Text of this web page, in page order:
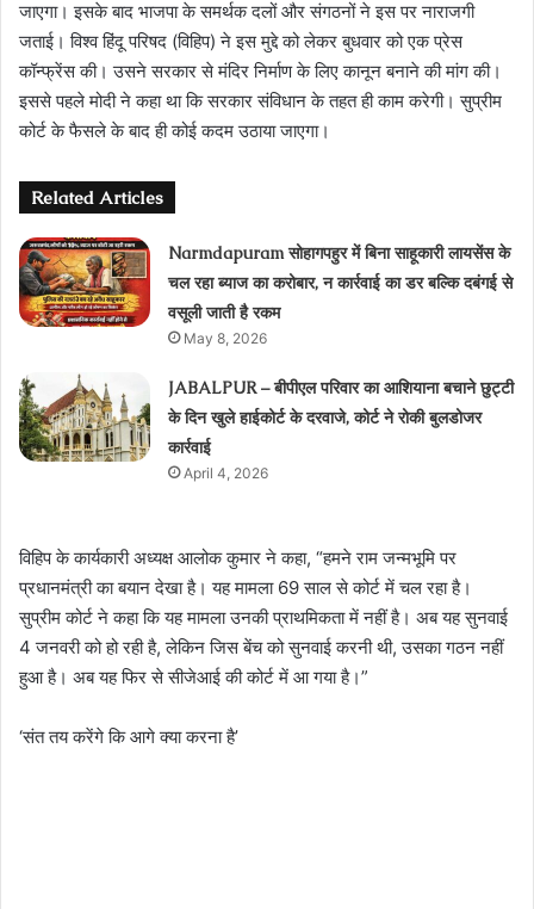
जाएगा। इसके बाद भाजपा के समर्थक दलों और संगठनों ने इस पर नाराजगी
जताई। विश्व हिंदू परिषद (विहिप) ने इस मुद्दे को लेकर बुधवार को एक प्रेस
कॉन्फ्रेंस की। उसने सरकार से मंदिर निर्माण के लिए कानून बनाने की मांग की।
इससे पहले मोदी ने कहा था कि सरकार संविधान के तहत ही काम करेगी। सुप्रीम
कोर्ट के फैसले के बाद ही कोई कदम उठाया जाएगा।
Related Articles
Narmdapuram सोहागपहुर में बिना साहूकारी लायसेंस के
चल रहा ब्‍याज का करोबार, न कार्रवाई का डर बल्कि दबंगई से
वसूली जाती है रकम
May 8, 2026
JABALPUR – बीपीएल परिवार का आशियाना बचाने छुट्टी
के दिन खुले हाईकोर्ट के दरवाजे, कोर्ट ने रोकी बुलडोजर
कार्रवाई
April 4, 2026
विहिप के कार्यकारी अध्यक्ष आलोक कुमार ने कहा, “हमने राम जन्मभूमि पर
प्रधानमंत्री का बयान देखा है। यह मामला 69 साल से कोर्ट में चल रहा है।
सुप्रीम कोर्ट ने कहा कि यह मामला उनकी प्राथमिकता में नहीं है। अब यह सुनवाई
4 जनवरी को हो रही है, लेकिन जिस बेंच को सुनवाई करनी थी, उसका गठन नहीं
हुआ है। अब यह फिर से सीजेआई की कोर्ट में आ गया है।”
‘संत तय करेंगे कि आगे क्या करना है’